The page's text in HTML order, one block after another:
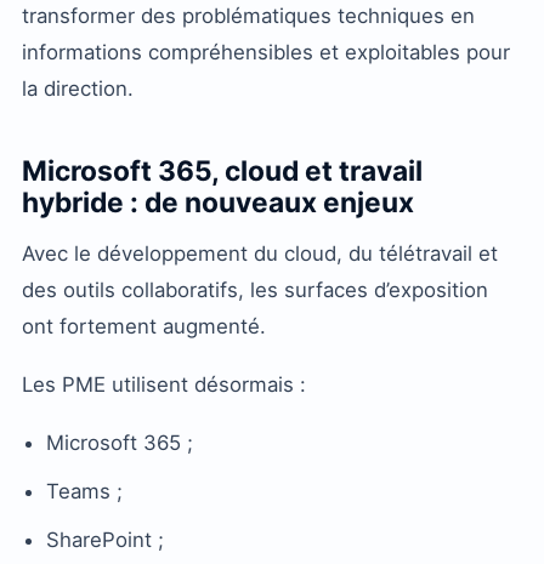
transformer des problématiques techniques en
informations compréhensibles et exploitables pour
la direction.
Microsoft 365, cloud et travail
hybride : de nouveaux enjeux
Avec le développement du cloud, du télétravail et
des outils collaboratifs, les surfaces d’exposition
ont fortement augmenté.
Les PME utilisent désormais :
Microsoft 365 ;
Teams ;
SharePoint ;